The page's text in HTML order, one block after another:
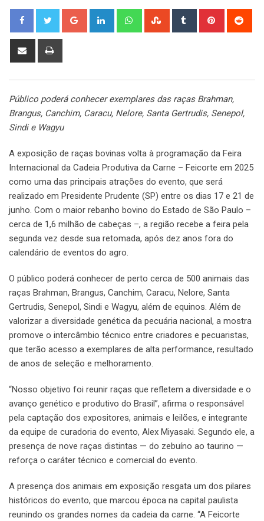
Google+ LinkedIn WhatsappStumbleUpon
Tumblr Pinterest
Share
Público poderá conhecer exemplares das raças Brahman,
Brangus, Canchim, Caracu, Nelore, Santa Gertrudis, Senepol,
Sindi e Wagyu
A exposição de raças bovinas volta à programação da Feira
Internacional da Cadeia Produtiva da Carne – Feicorte em 2025
como uma das principais atrações do evento, que será
realizado em Presidente Prudente (SP) entre os dias 17 e 21 de
junho. Com o maior rebanho bovino do Estado de São Paulo –
cerca de 1,6 milhão de cabeças –, a região recebe a feira pela
segunda vez desde sua retomada, após dez anos fora do
calendário de eventos do agro.
O público poderá conhecer de perto cerca de 500 animais das
raças Brahman, Brangus, Canchim, Caracu, Nelore, Santa
Gertrudis, Senepol, Sindi e Wagyu, além de equinos. Além de
valorizar a diversidade genética da pecuária nacional, a mostra
promove o intercâmbio técnico entre criadores e pecuaristas,
que terão acesso a exemplares de alta performance, resultado
de anos de seleção e melhoramento.
“Nosso objetivo foi reunir raças que refletem a diversidade e o
avanço genético e produtivo do Brasil”, afirma o responsável
pela captação dos expositores, animais e leilões, e integrante
da equipe de curadoria do evento, Alex Miyasaki. Segundo ele, a
presença de nove raças distintas — do zebuíno ao taurino —
reforça o caráter técnico e comercial do evento.
A presença dos animais em exposição resgata um dos pilares
históricos do evento, que marcou época na capital paulista
reunindo os grandes nomes da cadeia da carne. “A Feicorte